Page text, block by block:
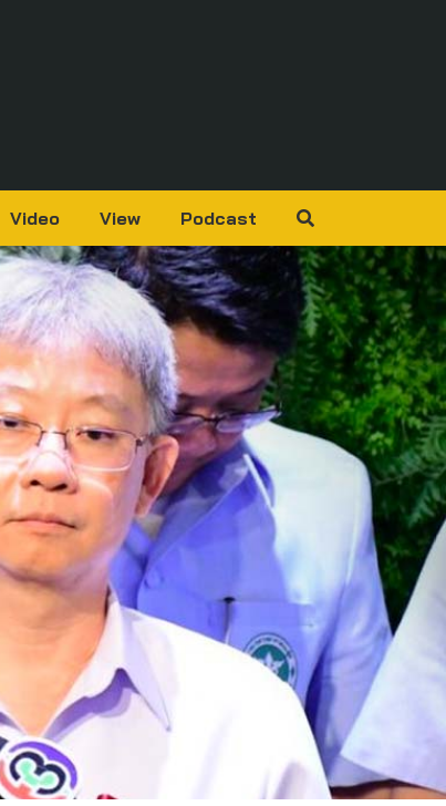
Video View Podcast